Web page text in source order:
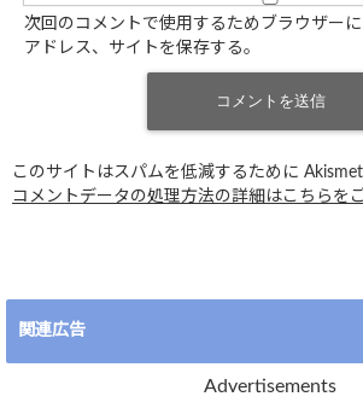
次回のコメントで使用するためブラウザー
アドレス、サイトを保存する。
このサイトはスパムを低減するために Akismet
コメントデータの処理方法の詳細はこちらを
関連広告
Advertisements